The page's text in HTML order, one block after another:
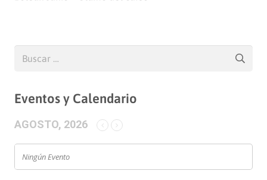
Eventos y Calendario
AGOSTO, 2026
Ningún Evento